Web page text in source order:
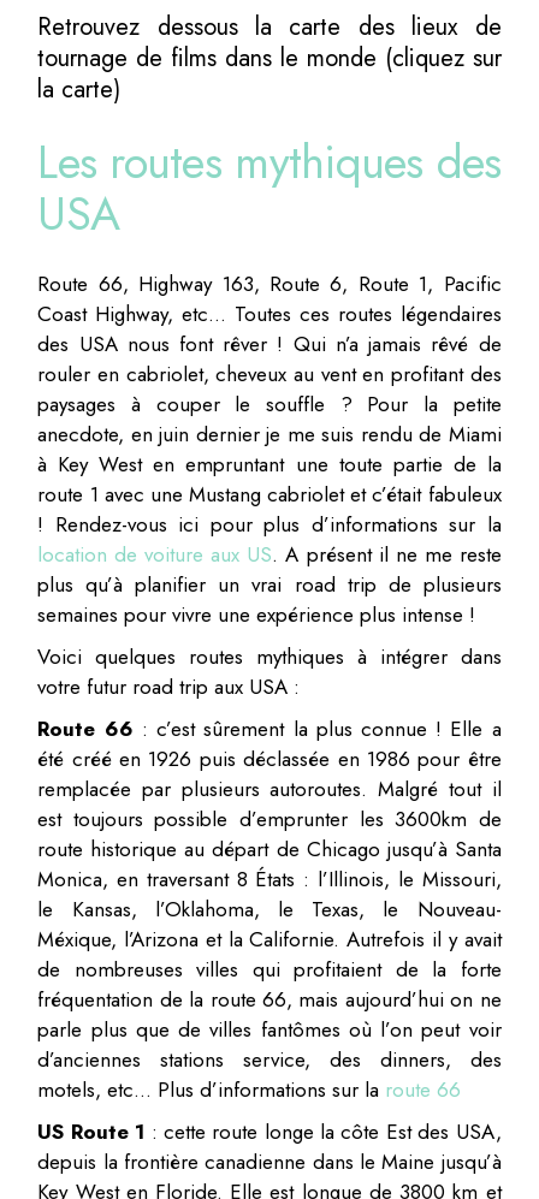
Retrouvez dessous la carte des lieux de
tournage de films dans le monde (cliquez sur
la carte)
Les routes mythiques des
USA
Route 66, Highway 163, Route 6, Route 1, Pacific
Coast Highway, etc… Toutes ces routes légendaires
des USA nous font rêver ! Qui n’a jamais rêvé de
rouler en cabriolet, cheveux au vent en profitant des
paysages à couper le souffle ? Pour la petite
anecdote, en juin dernier je me suis rendu de Miami
à Key West en empruntant une toute partie de la
route 1 avec une Mustang cabriolet et c’était fabuleux
! Rendez-vous ici pour plus d’informations sur la
location de voiture aux US. A présent il ne me reste
plus qu’à planifier un vrai road trip de plusieurs
semaines pour vivre une expérience plus intense !
Voici quelques routes mythiques à intégrer dans
votre futur road trip aux USA :
Route 66 : c’est sûrement la plus connue ! Elle a
été créé en 1926 puis déclassée en 1986 pour être
remplacée par plusieurs autoroutes. Malgré tout il
est toujours possible d’emprunter les 3600km de
route historique au départ de Chicago jusqu’à Santa
Monica, en traversant 8 États : l’Illinois, le Missouri,
le Kansas, l’Oklahoma, le Texas, le Nouveau-
Méxique, l’Arizona et la Californie. Autrefois il y avait
de nombreuses villes qui profitaient de la forte
fréquentation de la route 66, mais aujourd’hui on ne
parle plus que de villes fantômes où l’on peut voir
d’anciennes stations service, des dinners, des
motels, etc… Plus d’informations sur la route 66
US Route 1 : cette route longe la côte Est des USA,
depuis la frontière canadienne dans le Maine jusqu’à
Key West en Floride. Elle est longue de 3800 km et